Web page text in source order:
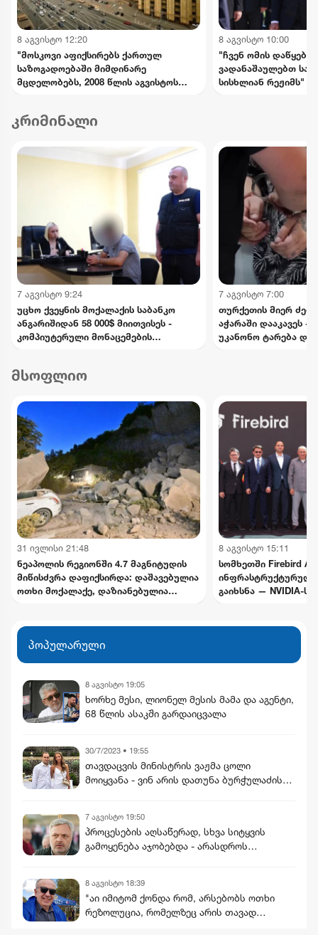
8 აგვისტო 12:20
"მოსკოვი აფიქსირებს ქართულ
საზოგადოებაში მიმდინარე
მცდელობებს, 2008 წლის აგვისტოს
განცხადებებს შერიგების
უწყება
8 აგვისტო 10:00
"ჩვენ ომის
ვადანაშაულებთ
სისხლიან რეჟიმს" -
კრიმინალი
7 აგვისტო 9:24
უცხო ქვეყნის მოქალაქის საბანკო
ანგარიშიდან 58 000$ მიითვისეს -
კომპიუტერული მონაცემების
დაიწყო
7 აგვისტო 7:00
თურქეთის მიერ
აჭარაში დააკავეს -
უკანონო ტარება და
მსოფლიო
31 ივლისი 21:48
ნეაპოლის რეგიონში 4.7 მაგნიტუდის
მიწისძვრა დაფიქსირდა: დაშავებულია
ოთხი მოქალაქე, დაზიანებულია
8 აგვისტო 15:11
სომხეთში Firebird
ინფრასტრუქტურული
გაიხსნა — NVIDIA-ს
პოპულარული
8 აგვისტო 19:05
ხორხე მესი, ლიონელ მესის მამა და აგენტი,
68 წლის ასაკში გარდაიცვალა
30/7/2023 • 19:55
თავდაცვის მინისტრის ვაჟმა ცოლი
მოიყვანა - ვინ არის დათუნა ბურჭულაძის
7 აგვისტო 19:50
პროცესების აღსაწერად, სხვა სიტყვის
გამოყენება აჯობებდა - არასდროს
8 აგვისტო 18:39
"აი იმიტომ ქონდა რომ, არსებობს ოთხი
რეზოლუცია, რომელზეც არის თავად